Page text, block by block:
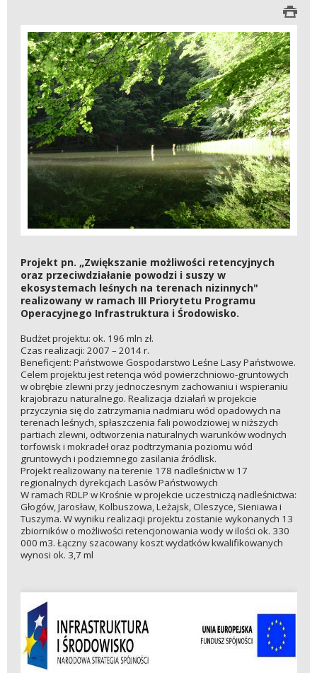
Projekt pn. „Zwiększanie możliwości retencyjnych
oraz przeciwdziałanie powodzi i suszy w
ekosystemach leśnych na terenach nizinnych"
realizowany w ramach III Priorytetu Programu
Operacyjnego Infrastruktura i Środowisko.
Budżet projektu: ok. 196 mln zł.
Czas realizacji: 2007 – 2014 r.
Beneficjent: Państwowe Gospodarstwo Leśne Lasy Państwowe.
Celem projektu jest retencja wód powierzchniowo-gruntowych
w obrębie zlewni przy jednoczesnym zachowaniu i wspieraniu
krajobrazu naturalnego. Realizacja działań w projekcie
przyczynia się do zatrzymania nadmiaru wód opadowych na
terenach leśnych, spłaszczenia fali powodziowej w niższych
partiach zlewni, odtworzenia naturalnych warunków wodnych
torfowisk i mokradeł oraz podtrzymania poziomu wód
gruntowych i podziemnego zasilania źródlisk.
Projekt realizowany na terenie 178 nadleśnictw w 17
regionalnych dyrekcjach Lasów Państwowych
W ramach RDLP w Krośnie w projekcie uczestniczą nadleśnictwa:
Głogów, Jarosław, Kolbuszowa, Leżajsk, Oleszyce, Sieniawa i
Tuszyma. W wyniku realizacji projektu zostanie wykonanych 13
zbiorników o możliwości retencjonowania wody w ilości ok. 330
000 m3. Łączny szacowany koszt wydatków kwalifikowanych
wynosi ok. 3,7 ml